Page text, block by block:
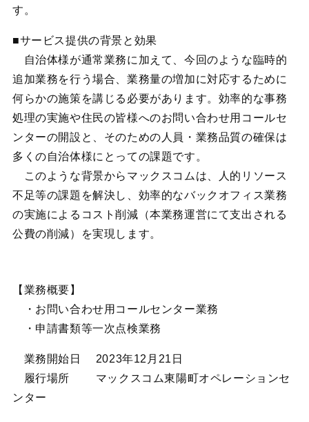
す。
■サービス提供の背景と効果
自治体様が通常業務に加えて、今回のような臨時的
追加業務を行う場合、業務量の増加に対応するために
何らかの施策を講じる必要があります。効率的な事務
処理の実施や住民の皆様へのお問い合わせ用コールセ
ンターの開設と、そのための人員・業務品質の確保は
多くの自治体様にとっての課題です。
このような背景からマックスコムは、人的リソース
不足等の課題を解決し、効率的なバックオフィス業務
の実施によるコスト削減（本業務運営にて支出される
公費の削減）を実現します。
【業務概要】
・お問い合わせ用コールセンター業務
・申請書類等一次点検業務
業務開始日 2023年12月21日
履行場所 マックスコム東陽町オペレーションセ
ンター